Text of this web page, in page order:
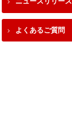
よくあるご質問